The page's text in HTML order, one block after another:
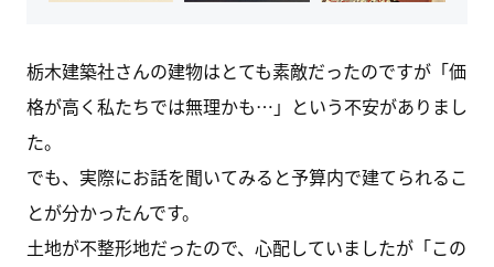
栃木建築社さんの建物はとても素敵だったのですが「価
格が高く私たちでは無理かも…」という不安がありまし
た。
でも、実際にお話を聞いてみると予算内で建てられるこ
とが分かったんです。
土地が不整形地だったので、心配していましたが「この